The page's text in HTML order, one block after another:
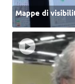
Mappe di